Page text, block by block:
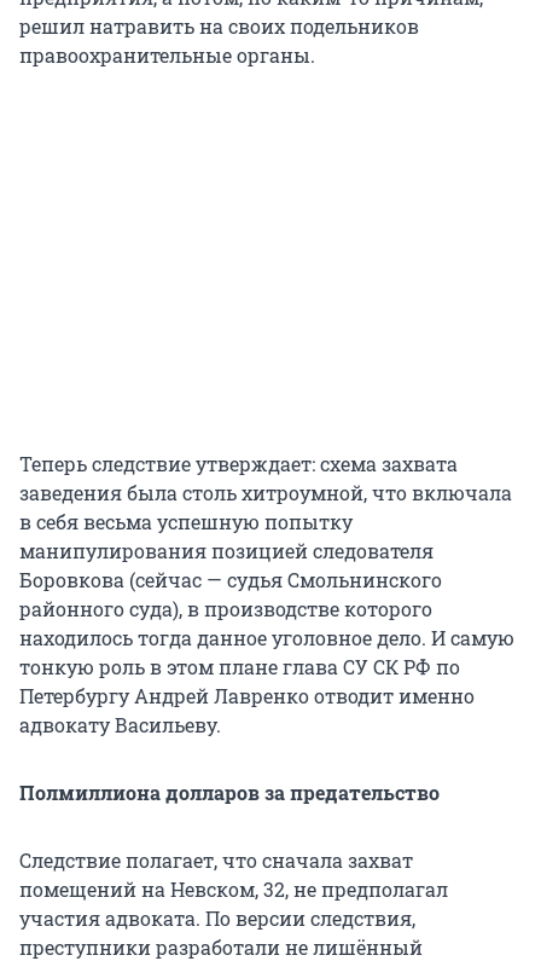
решил натравить на своих подельников
правоохранительные органы.
Теперь следствие утверждает: схема захвата
заведения была столь хитроумной, что включала
в себя весьма успешную попытку
манипулирования позицией следователя
Боровкова (сейчас — судья Смольнинского
районного суда), в производстве которого
находилось тогда данное уголовное дело. И самую
тонкую роль в этом плане глава СУ СК РФ по
Петербургу Андрей Лавренко отводит именно
адвокату Васильеву.
Полмиллиона долларов за предательство
Следствие полагает, что сначала захват
помещений на Невском, 32, не предполагал
участия адвоката. По версии следствия,
преступники разработали не лишённый